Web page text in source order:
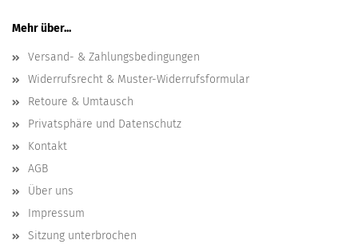
Mehr über...
Versand- & Zahlungsbedingungen
Widerrufsrecht & Muster-Widerrufsformular
Retoure & Umtausch
Privatsphäre und Datenschutz
Kontakt
AGB
Über uns
Impressum
Sitzung unterbrochen